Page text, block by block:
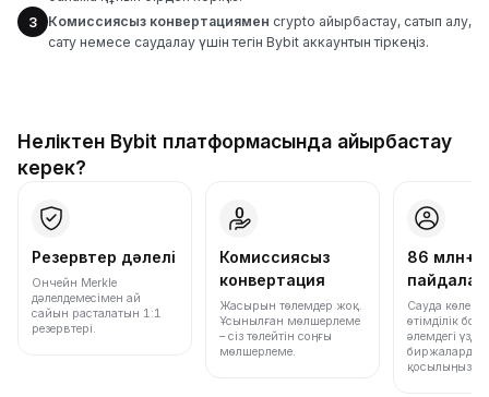
3
Комиссиясыз конвертациямен crypto айырбастау, сатып алу,
сату немесе саудалау үшін тегін Bybit аккаунтын тіркеңіз.
Неліктен Bybit платформасында айырбастау
керек?
Резервтер дәлелі
Ончейн Merkle
дәлелдемесімен ай
сайын расталатын 1:1
резервтері.
Комиссиясыз
конвертация
Жасырын төлемдер жоқ.
Ұсынылған мөлшерлеме
– сіз төлейтін соңғы
мөлшерлеме.
86 млн+
Сауда көлемі
өтімділік
әлемдегі үздік
биржалардың
қосылыңыз.